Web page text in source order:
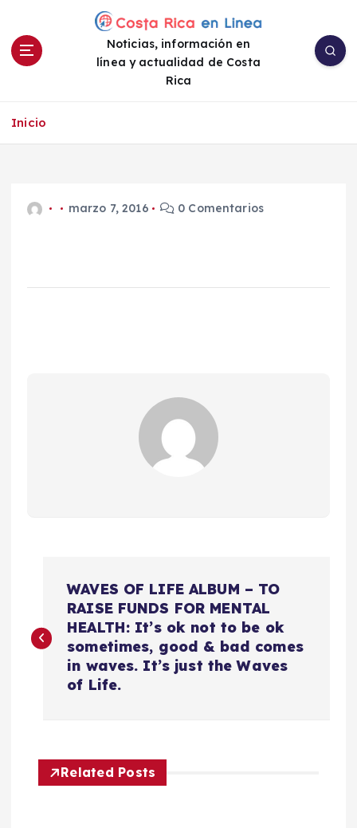
Noticias, información en
línea y actualidad de Costa
Rica
Inicio
marzo 7, 2016 0 Comentarios
v
a
WAVES OF LIFE ALBUM – TO
RAISE FUNDS FOR MENTAL
HEALTH: It’s ok not to be ok
sometimes, good & bad comes
in waves. It’s just the Waves
of Life.
Related Posts